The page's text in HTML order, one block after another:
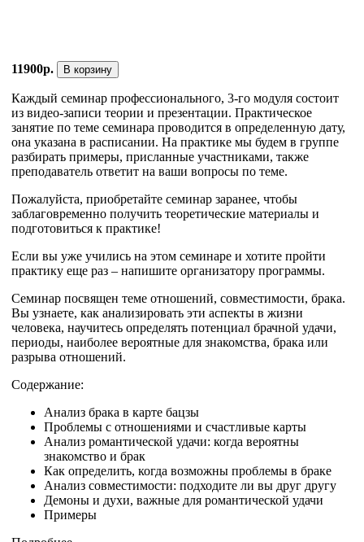
11900р. В корзину
Каждый семинар профессионального, 3-го модуля состоит
из видео-записи теории и презентации. Практическое
занятие по теме семинара проводится в определенную дату,
она указана в расписании. На практике мы будем в группе
разбирать примеры, присланные участниками, также
преподаватель ответит на ваши вопросы по теме.
Пожалуйста, приобретайте семинар заранее, чтобы
заблаговременно получить теоретические материалы и
подготовиться к практике!
Если вы уже учились на этом семинаре и хотите пройти
практику еще раз – напишите организатору программы.
Семинар посвящен теме отношений, совместимости, брака.
Вы узнаете, как анализировать эти аспекты в жизни
человека, научитесь определять потенциал брачной удачи,
периоды, наиболее вероятные для знакомства, брака или
разрыва отношений.
Содержание:
Анализ брака в карте бацзы
Проблемы с отношениями и счастливые карты
Анализ романтической удачи: когда вероятны
знакомство и брак
Как определить, когда возможны проблемы в браке
Анализ совместимости: подходите ли вы друг другу
Демоны и духи, важные для романтической удачи
Примеры